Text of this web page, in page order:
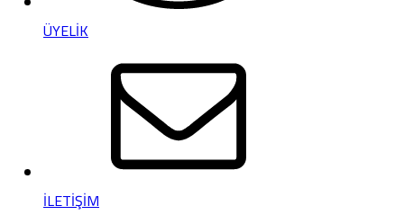
ÜYELİK
İLETİŞİM